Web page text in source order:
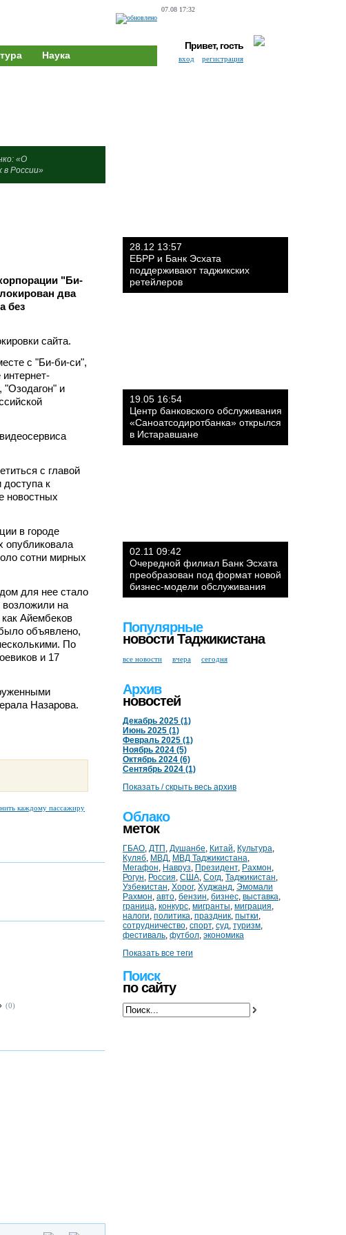
07.08 17:32
Наука
Привет, гость
вход регистрация
«О
в России»
"Би-
два
без
сайта.
с "Би-би-си",
"Озодагон" и
с главой
к
новостных
в городе
опубликовала
сотни мирных
для нее стало
возложили на
Айембеков
объявлено,
По
и 17
Назарова.
каждому пассажиру
(0)
28.12 13:57
ЕБРР и Банк Эсхата
поддерживают таджикских
ретейлеров
19.05 16:54
Центр банковского обслуживания
«Саноатсодиротбанка» открылся
в Истаравшане
02.11 09:42
Очередной филиал Банк Эсхата
преобразован под формат новой
бизнес-модели обслуживания
Популярные
новости Таджикистана
все новости вчера сегодня
Архив
новостей
Декабрь 2025 (1)
Июнь 2025 (1)
Февраль 2025 (1)
Ноябрь 2024 (5)
Октябрь 2024 (6)
Сентябрь 2024 (1)
Показать / скрыть весь архив
Облако
меток
ГБАО, ДТП , Душанбе, Китай, Культура,
Куляб, МВД, МВД Таджикистана,
Мегафон, Навруз, Президент, Рахмон,
Рогун, Россия, США, Согд, Таджикистан,
Узбекистан, Хорог, Худжанд, Эмомали
Рахмон, авто, бензин, бизнес, выставка,
граница, конкурс, мигранты, миграция,
налоги, политика, праздник, пытки,
сотрудничество, спорт, суд, туризм,
фестиваль, футбол, экономика
Показать все теги
Поиск
по сайту